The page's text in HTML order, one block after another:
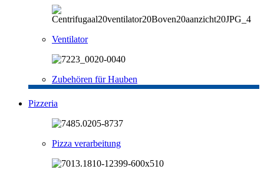
Ventilator
Zubehören für Hauben
Pizzeria
Pizza verarbeitung